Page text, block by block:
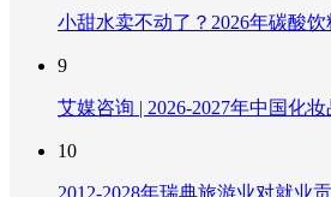
小甜水卖不动了？2026年碳酸
9
艾媒咨询 | 2026-2027年中国化
10